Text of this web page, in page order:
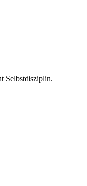
Selbstdisziplin.